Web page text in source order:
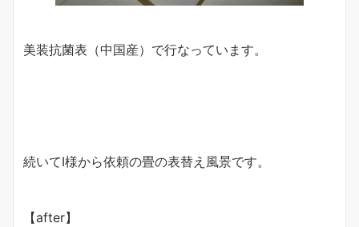
美装抗菌表（中国産）で行なっています。
続いてI様から依頼の畳の表替え風景です。
【after】